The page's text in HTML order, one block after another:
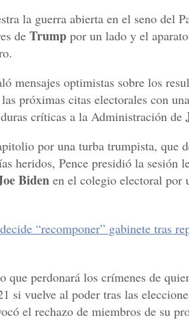
la guerra abierta en el seno del
de Trump por un lado y el
mensajes optimistas sobre los
próximas citas electorales con
críticas a la Administración de
por una turba trumpista, que
heridos, Pence presidió la sesión
Biden en el colegio electoral por
“recomponer” gabinete tras
que perdonará los crímenes de
si vuelve al poder tras las
el rechazo de miembros de su